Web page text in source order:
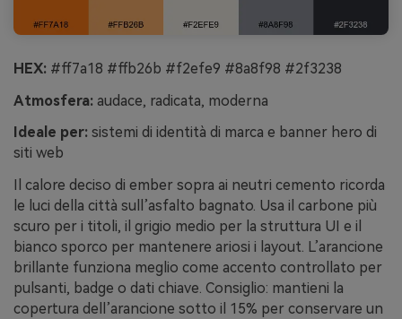
HEX: #ff7a18 #ffb26b #f2efe9 #8a8f98 #2f3238
Atmosfera: audace, radicata, moderna
Ideale per: sistemi di identità di marca e banner hero di
siti web
Il calore deciso di ember sopra ai neutri cemento ricorda
le luci della città sull’asfalto bagnato. Usa il carbone più
scuro per i titoli, il grigio medio per la struttura UI e il
bianco sporco per mantenere ariosi i layout. L’arancione
brillante funziona meglio come accento controllato per
pulsanti, badge o dati chiave. Consiglio: mantieni la
copertura dell’arancione sotto il 15% per conservare un